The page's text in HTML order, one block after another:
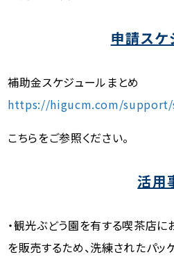
申請スケ
補助金スケジュールまとめ
https://higucm.com/
こちらをご参照ください。
活用
・観光ぶどう園を有する喫茶店に
を販売するため、洗練されたパッ